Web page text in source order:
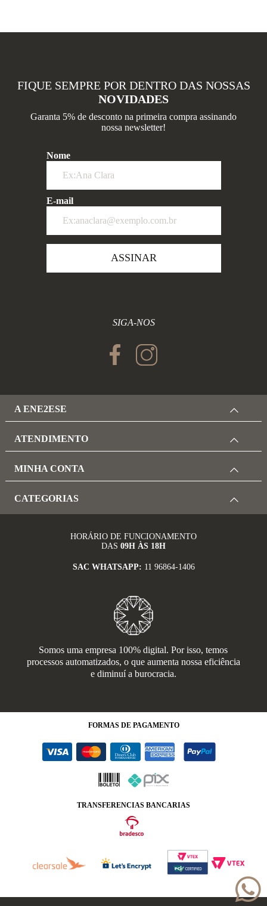
FIQUE SEMPRE POR DENTRO DAS NOSSAS
NOVIDADES
Garanta 5% de desconto na primeira compra assinando
nossa newsletter!
Nome
E-mail
ASSINAR
SIGA-NOS
A ENE2ESE
ATENDIMENTO
MINHA CONTA
CATEGORIAS
HORÁRIO DE FUNCIONAMENTO
DAS 09H ÀS 18H
SAC WHATSAPP: 11 96864-1406
Somos uma empresa 100% digital. Por isso, temos
processos automatizados, o que aumenta nossa eficiência
e diminuí a burocracia.
FORMAS DE PAGAMENTO
TRANSFERENCIAS BANCARIAS